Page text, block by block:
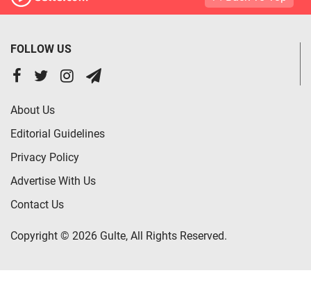
FOLLOW US
About Us
Editorial Guidelines
Privacy Policy
Advertise With Us
Contact Us
Copyright © 2026 Gulte, All Rights Reserved.